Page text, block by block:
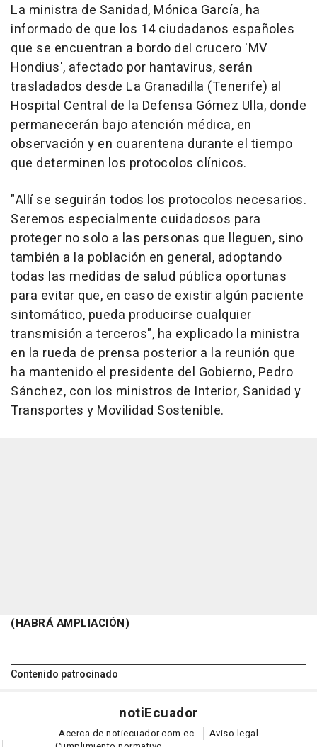
La ministra de Sanidad, Mónica García, ha
informado de que los 14 ciudadanos españoles
que se encuentran a bordo del crucero 'MV
Hondius', afectado por hantavirus, serán
trasladados desde La Granadilla (Tenerife) al
Hospital Central de la Defensa Gómez Ulla, donde
permanecerán bajo atención médica, en
observación y en cuarentena durante el tiempo
que determinen los protocolos clínicos.
"Allí se seguirán todos los protocolos necesarios.
Seremos especialmente cuidadosos para
proteger no solo a las personas que lleguen, sino
también a la población en general, adoptando
todas las medidas de salud pública oportunas
para evitar que, en caso de existir algún paciente
sintomático, pueda producirse cualquier
transmisión a terceros", ha explicado la ministra
en la rueda de prensa posterior a la reunión que
ha mantenido el presidente del Gobierno, Pedro
Sánchez, con los ministros de Interior, Sanidad y
Transportes y Movilidad Sostenible.
(HABRÁ AMPLIACIÓN)
Contenido patrocinado
notiEcuador
Acerca de notiecuador.com.ec
Aviso legal